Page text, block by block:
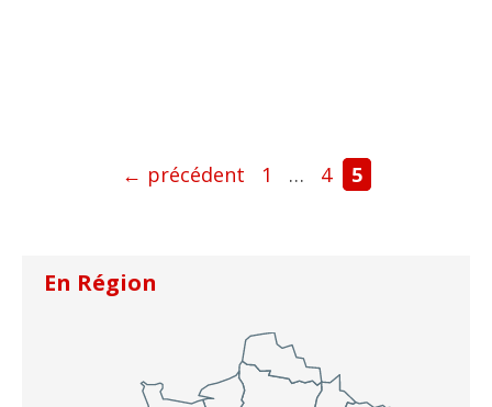
← précédent Page
1 … Page
4 Page
5
En Région